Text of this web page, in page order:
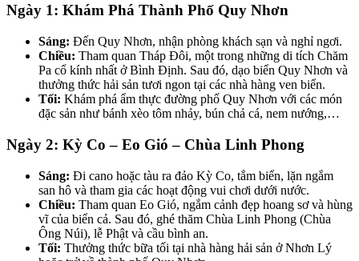
Ngày 1: Khám Phá Thành Phố Quy Nhơn
Sáng: Đến Quy Nhơn, nhận phòng khách sạn và nghỉ ngơi.
Chiều: Tham quan Tháp Đôi, một trong những di tích Chăm
Pa cổ kính nhất ở Bình Định. Sau đó, dạo biển Quy Nhơn và
thưởng thức hải sản tươi ngon tại các nhà hàng ven biển.
Tối: Khám phá ẩm thực đường phố Quy Nhơn với các món
đặc sản như bánh xèo tôm nhảy, bún chả cá, nem nướng,…
Ngày 2: Kỳ Co – Eo Gió – Chùa Linh Phong
Sáng: Đi cano hoặc tàu ra đảo Kỳ Co, tắm biển, lặn ngắm
san hô và tham gia các hoạt động vui chơi dưới nước.
Chiều: Tham quan Eo Gió, ngắm cảnh đẹp hoang sơ và hùng
vĩ của biển cả. Sau đó, ghé thăm Chùa Linh Phong (Chùa
Ông Núi), lễ Phật và cầu bình an.
Tối: Thưởng thức bữa tối tại nhà hàng hải sản ở Nhơn Lý